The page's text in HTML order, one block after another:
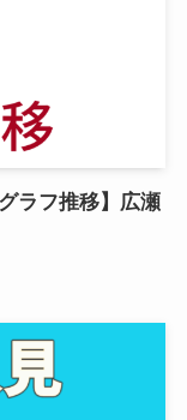
ラフ推移】広瀬